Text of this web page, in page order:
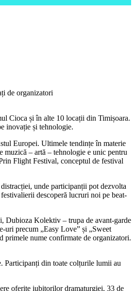
de organizatori
Cioca și în alte 10 locații din Timișoara.
inovație și tehnologie.
Europei. Ultimele tendințe în materie
– artă – tehnologie e unic pentru
Flight Festival, conceptul de festival
unde participanții pot dezvolta
descoperă lucruri noi pe beat-
Dubioza Kolektiv – trupa de avant-garde
uri precum „Easy Love” și „Sweet
primele nume confirmate de organizatori.
Participanți din toate colțurile lumii au
oferite iubitorilor dramaturgiei, 33 de